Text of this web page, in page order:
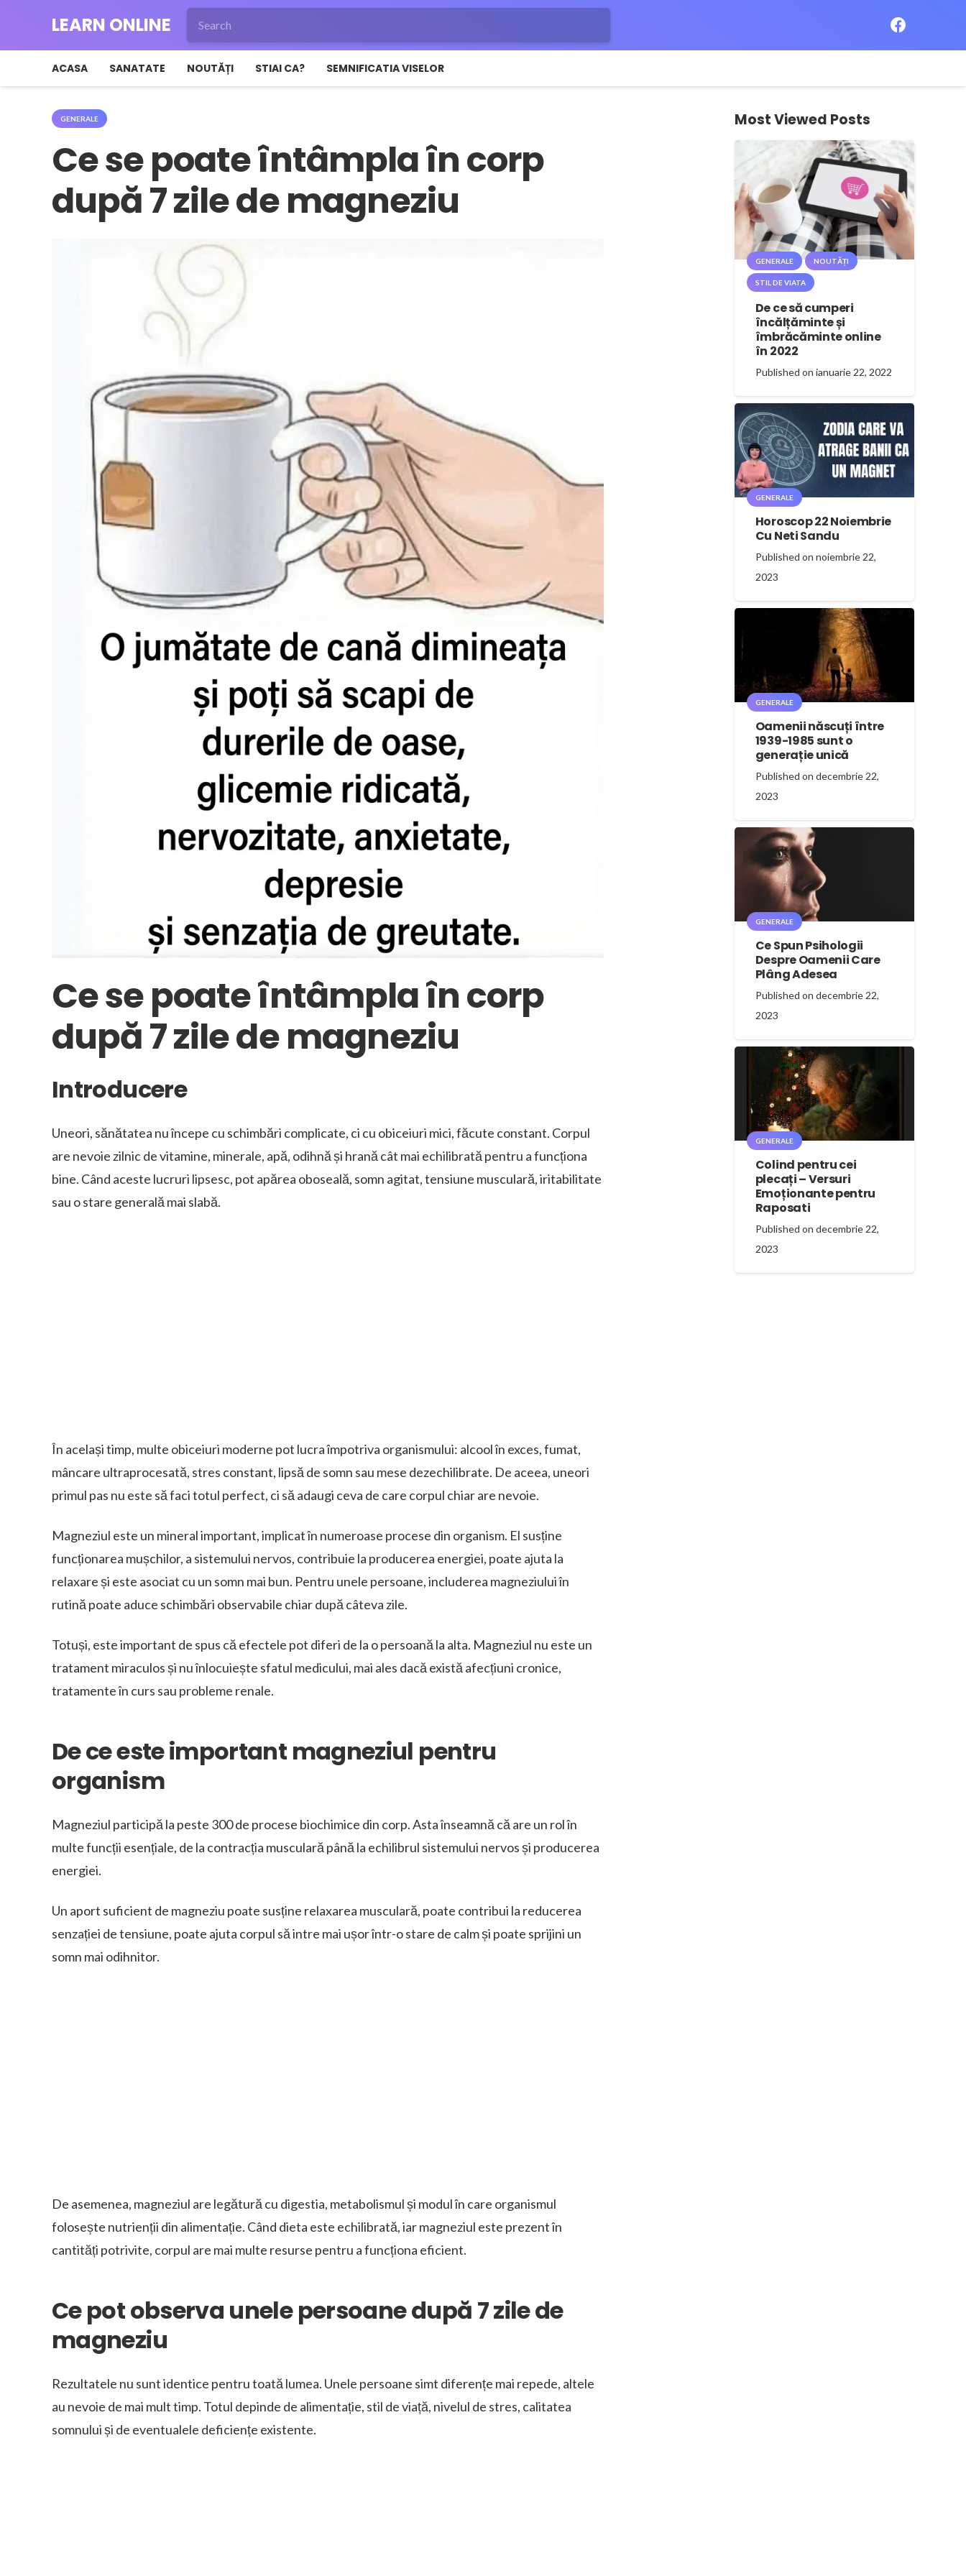
LEARN ONLINE
ACASA SANATATE NOUTĂȚI STIAI CA? SEMNIFICATIA VISELOR
GENERALE
Ce se poate întâmpla în corp
după 7 zile de magneziu
Ce se poate întâmpla în corp
după 7 zile de magneziu
Introducere
Uneori, sănătatea nu începe cu schimbări complicate, ci cu obiceiuri mici, făcute constant. Corpul
are nevoie zilnic de vitamine, minerale, apă, odihnă și hrană cât mai echilibrată pentru a funcționa
bine. Când aceste lucruri lipsesc, pot apărea oboseală, somn agitat, tensiune musculară, iritabilitate
sau o stare generală mai slabă.
În același timp, multe obiceiuri moderne pot lucra împotriva organismului: alcool în exces, fumat,
mâncare ultraprocesată, stres constant, lipsă de somn sau mese dezechilibrate. De aceea, uneori
primul pas nu este să faci totul perfect, ci să adaugi ceva de care corpul chiar are nevoie.
Magneziul este un mineral important, implicat în numeroase procese din organism. El susține
funcționarea mușchilor, a sistemului nervos, contribuie la producerea energiei, poate ajuta la
relaxare și este asociat cu un somn mai bun. Pentru unele persoane, includerea magneziului în
rutină poate aduce schimbări observabile chiar după câteva zile.
Totuși, este important de spus că efectele pot diferi de la o persoană la alta. Magneziul nu este un
tratament miraculos și nu înlocuiește sfatul medicului, mai ales dacă există afecțiuni cronice,
tratamente în curs sau probleme renale.
De ce este important magneziul pentru
organism
Magneziul participă la peste 300 de procese biochimice din corp. Asta înseamnă că are un rol în
multe funcții esențiale, de la contracția musculară până la echilibrul sistemului nervos și producerea
energiei.
Un aport suficient de magneziu poate susține relaxarea musculară, poate contribui la reducerea
senzației de tensiune, poate ajuta corpul să intre mai ușor într-o stare de calm și poate sprijini un
somn mai odihnitor.
De asemenea, magneziul are legătură cu digestia, metabolismul și modul în care organismul
folosește nutrienții din alimentație. Când dieta este echilibrată, iar magneziul este prezent în
cantități potrivite, corpul are mai multe resurse pentru a funcționa eficient.
Ce pot observa unele persoane după 7 zile de
magneziu
Rezultatele nu sunt identice pentru toată lumea. Unele persoane simt diferențe mai repede, altele
au nevoie de mai mult timp. Totul depinde de alimentație, stil de viață, nivelul de stres, calitatea
somnului și de eventualele deficiențe existente.
Most Viewed Posts
GENERALE NOUTĂȚI
STIL DE VIATA
De ce să cumperi
încălțăminte și
îmbrăcăminte online
în 2022
Published on ianuarie 22, 2022
GENERALE
Horoscop 22 Noiembrie
Cu Neti Sandu
Published on noiembrie 22,
2023
GENERALE
Oamenii născuți între
1939-1985 sunt o
generație unică
Published on decembrie 22,
2023
GENERALE
Ce Spun Psihologii
Despre Oamenii Care
Plâng Adesea
Published on decembrie 22,
2023
GENERALE
Colind pentru cei
plecați – Versuri
Emoționante pentru
Raposati
Published on decembrie 22,
2023